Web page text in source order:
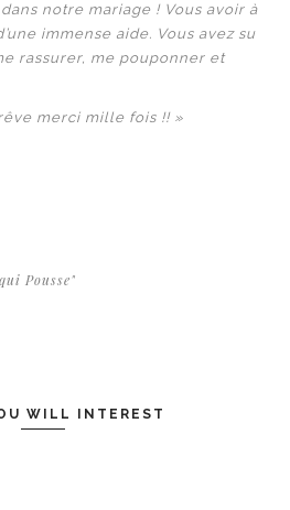
notre mariage ! Vous avoir à
immense aide. Vous avez su
rassurer, me pouponner et
merci mille fois !! »
Pousse"
WILL INTEREST